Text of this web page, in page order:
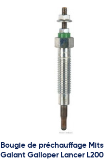
Bougie de préchauffage
Galant Galloper Lancer L200